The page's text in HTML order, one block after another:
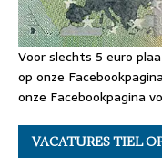
Voor slechts 5 euro
op onze
onze Facebookpagina
VACATURES TIEL